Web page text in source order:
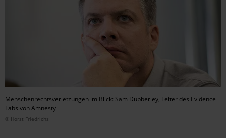
Menschenrechtsverletzungen im Blick: Sam Dubberley, Leiter des Evidence
Labs von Amnesty
© Horst Friedrichs